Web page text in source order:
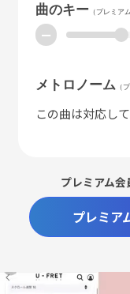
曲のキー（プレミア
ー
メトロノーム （
この曲は対応し
プレミアム
プレミア